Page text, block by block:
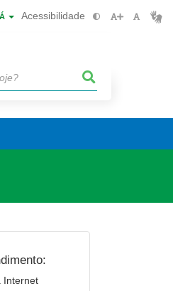
Acessibilidade
Internet